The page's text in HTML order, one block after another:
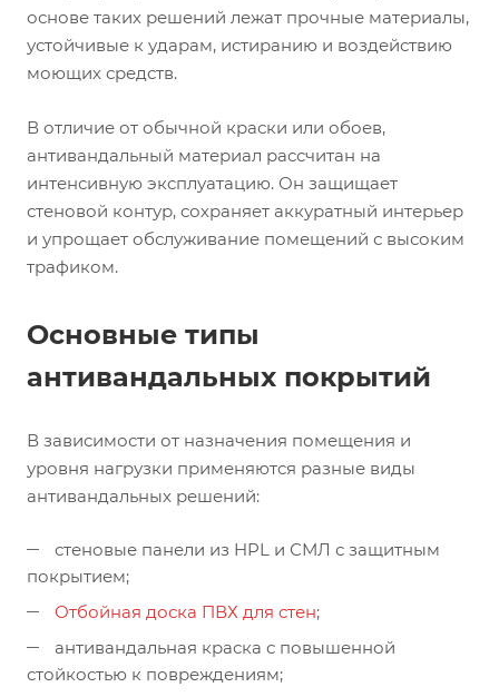
основе таких решений лежат прочные материалы,
устойчивые к ударам, истиранию и воздействию
моющих средств.
В отличие от обычной краски или обоев,
антивандальный материал рассчитан на
интенсивную эксплуатацию. Он защищает
стеновой контур, сохраняет аккуратный интерьер
и упрощает обслуживание помещений с высоким
трафиком.
Основные типы
антивандальных покрытий
В зависимости от назначения помещения и
уровня нагрузки применяются разные виды
антивандальных решений:
стеновые панели из HPL и СМЛ с защитным
покрытием;
Отбойная доска ПВХ для стен;
антивандальная краска с повышенной
стойкостью к повреждениям;